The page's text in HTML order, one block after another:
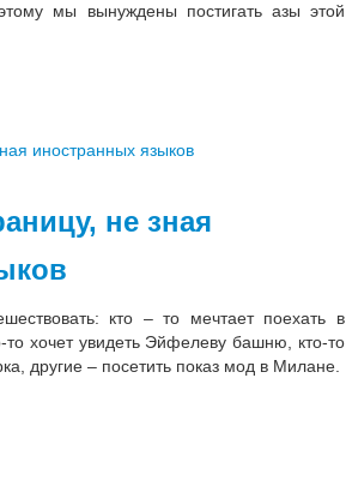
мы вынуждены постигать азы этой
не зная
кто – то мечтает поехать в
то хочет увидеть Эйфелеву башню, кто-то
другие – посетить показ мод в Милане.